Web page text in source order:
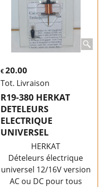
€20.00
Tot. Livraison
R19-380 HERKAT
DETELEURS
ELECTRIQUE
UNIVERSEL
HERKAT
Dételeurs électrique
universel 12/16V version
AC ou DC pour tous